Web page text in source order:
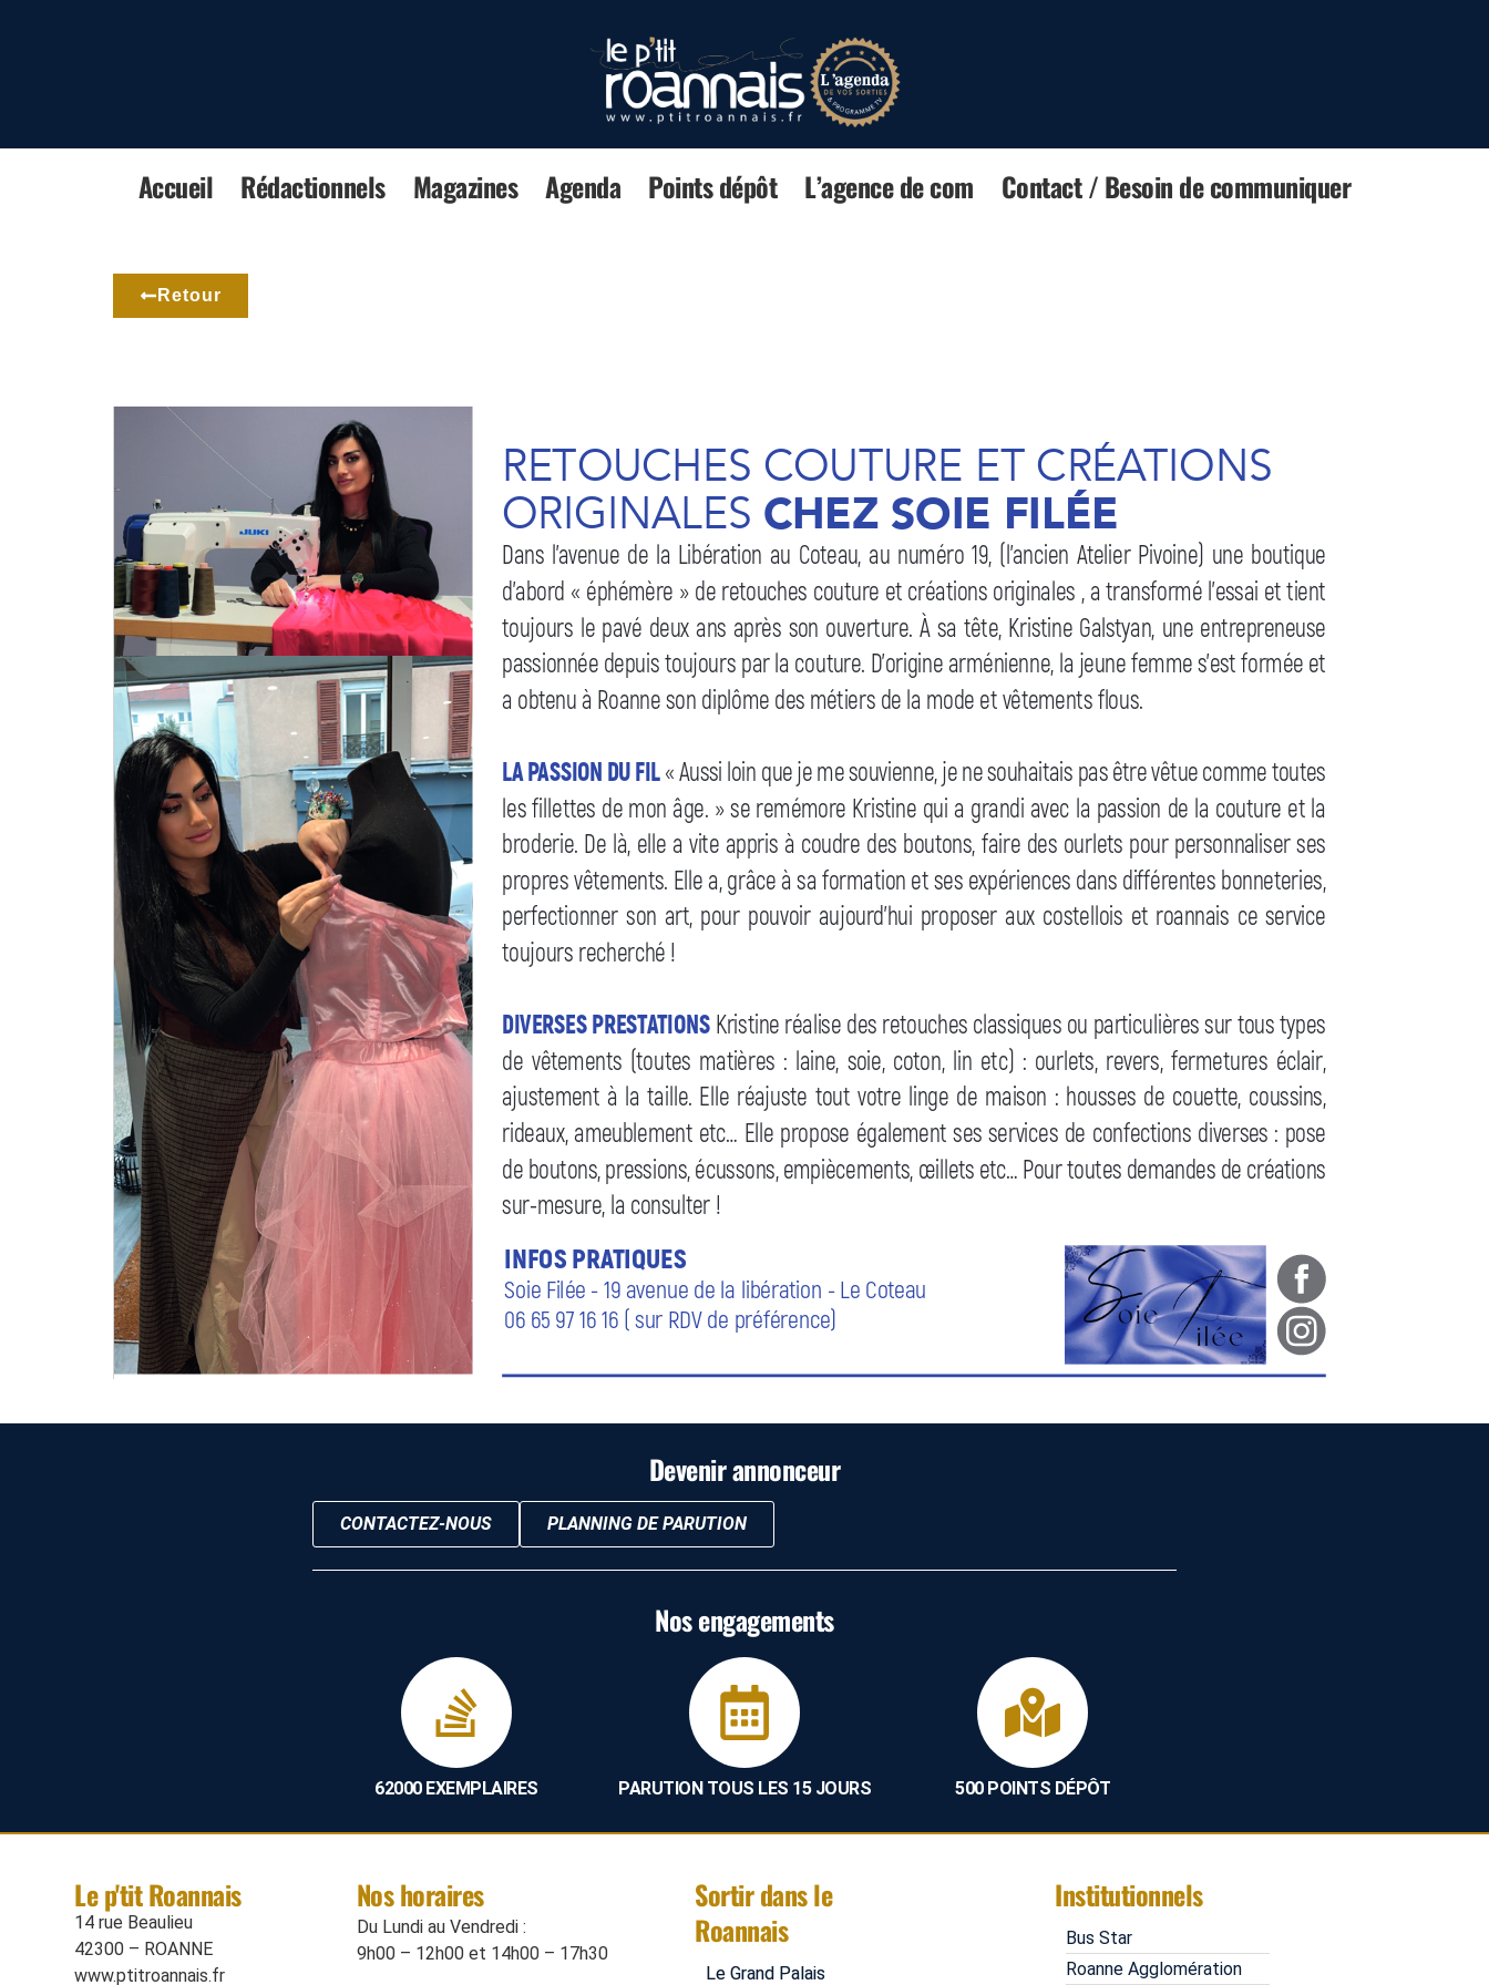
Accueil Rédactionnels Magazines Agenda Points dépôt L’agence de com Contact / Besoin de communiquer
Retour
Devenir annonceur
CONTACTEZ-NOUS PLANNING DE PARUTION
Nos engagements
62000 EXEMPLAIRES PARUTION TOUS LES 15 JOURS 500 POINTS DÉPÔT
Le p'tit Roannais
14 rue Beaulieu
42300 – ROANNE
www.ptitroannais.fr
Nos horaires
Du Lundi au Vendredi :
9h00 – 12h00 et 14h00 – 17h30
Sortir dans le
Roannais
Le Grand Palais
Institutionnels
Bus Star
Roanne Agglomération